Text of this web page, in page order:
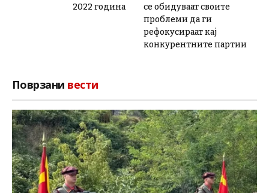
2022 година
се обидуваат своите
проблеми да ги
рефокусираат кај
конкурентните партии
Поврзани вести